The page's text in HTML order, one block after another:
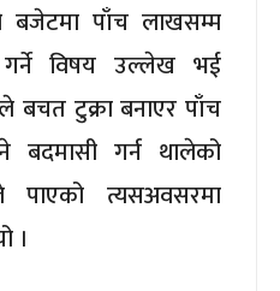
बजेटमा पाँच लाखसम्म
विषय उल्लेख भई
टुक्रा बनाएर पाँच
बदमासी गर्न थालेको
त्यसअवसरमा
।